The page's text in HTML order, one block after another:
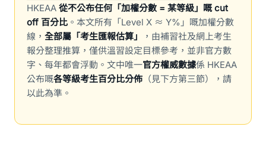
HKEAA 從不公布任何「加權分數 = 某等級」嘅 cut
off 百分比 。本文所有「Level X ≈ Y%」嘅加權分數
線， 全部屬「考生匯報估算」
，由補習社及網上考生
報分整理推算，僅供溫習設定目標參考，並非官方數
字、每年都會浮動。文中唯一官方權威數據係 HKEAA
公布嘅各等級考生百分比分佈 （見下方第三節），請
以此為準。